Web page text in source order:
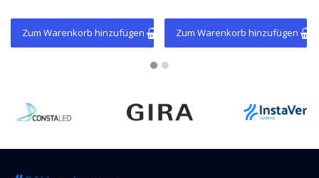
Zum Warenkorb hinzufügen Zum Warenkorb hinzufügen